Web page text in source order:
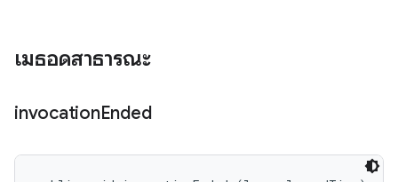
เมธอดสาธารณะ
invocationEnded